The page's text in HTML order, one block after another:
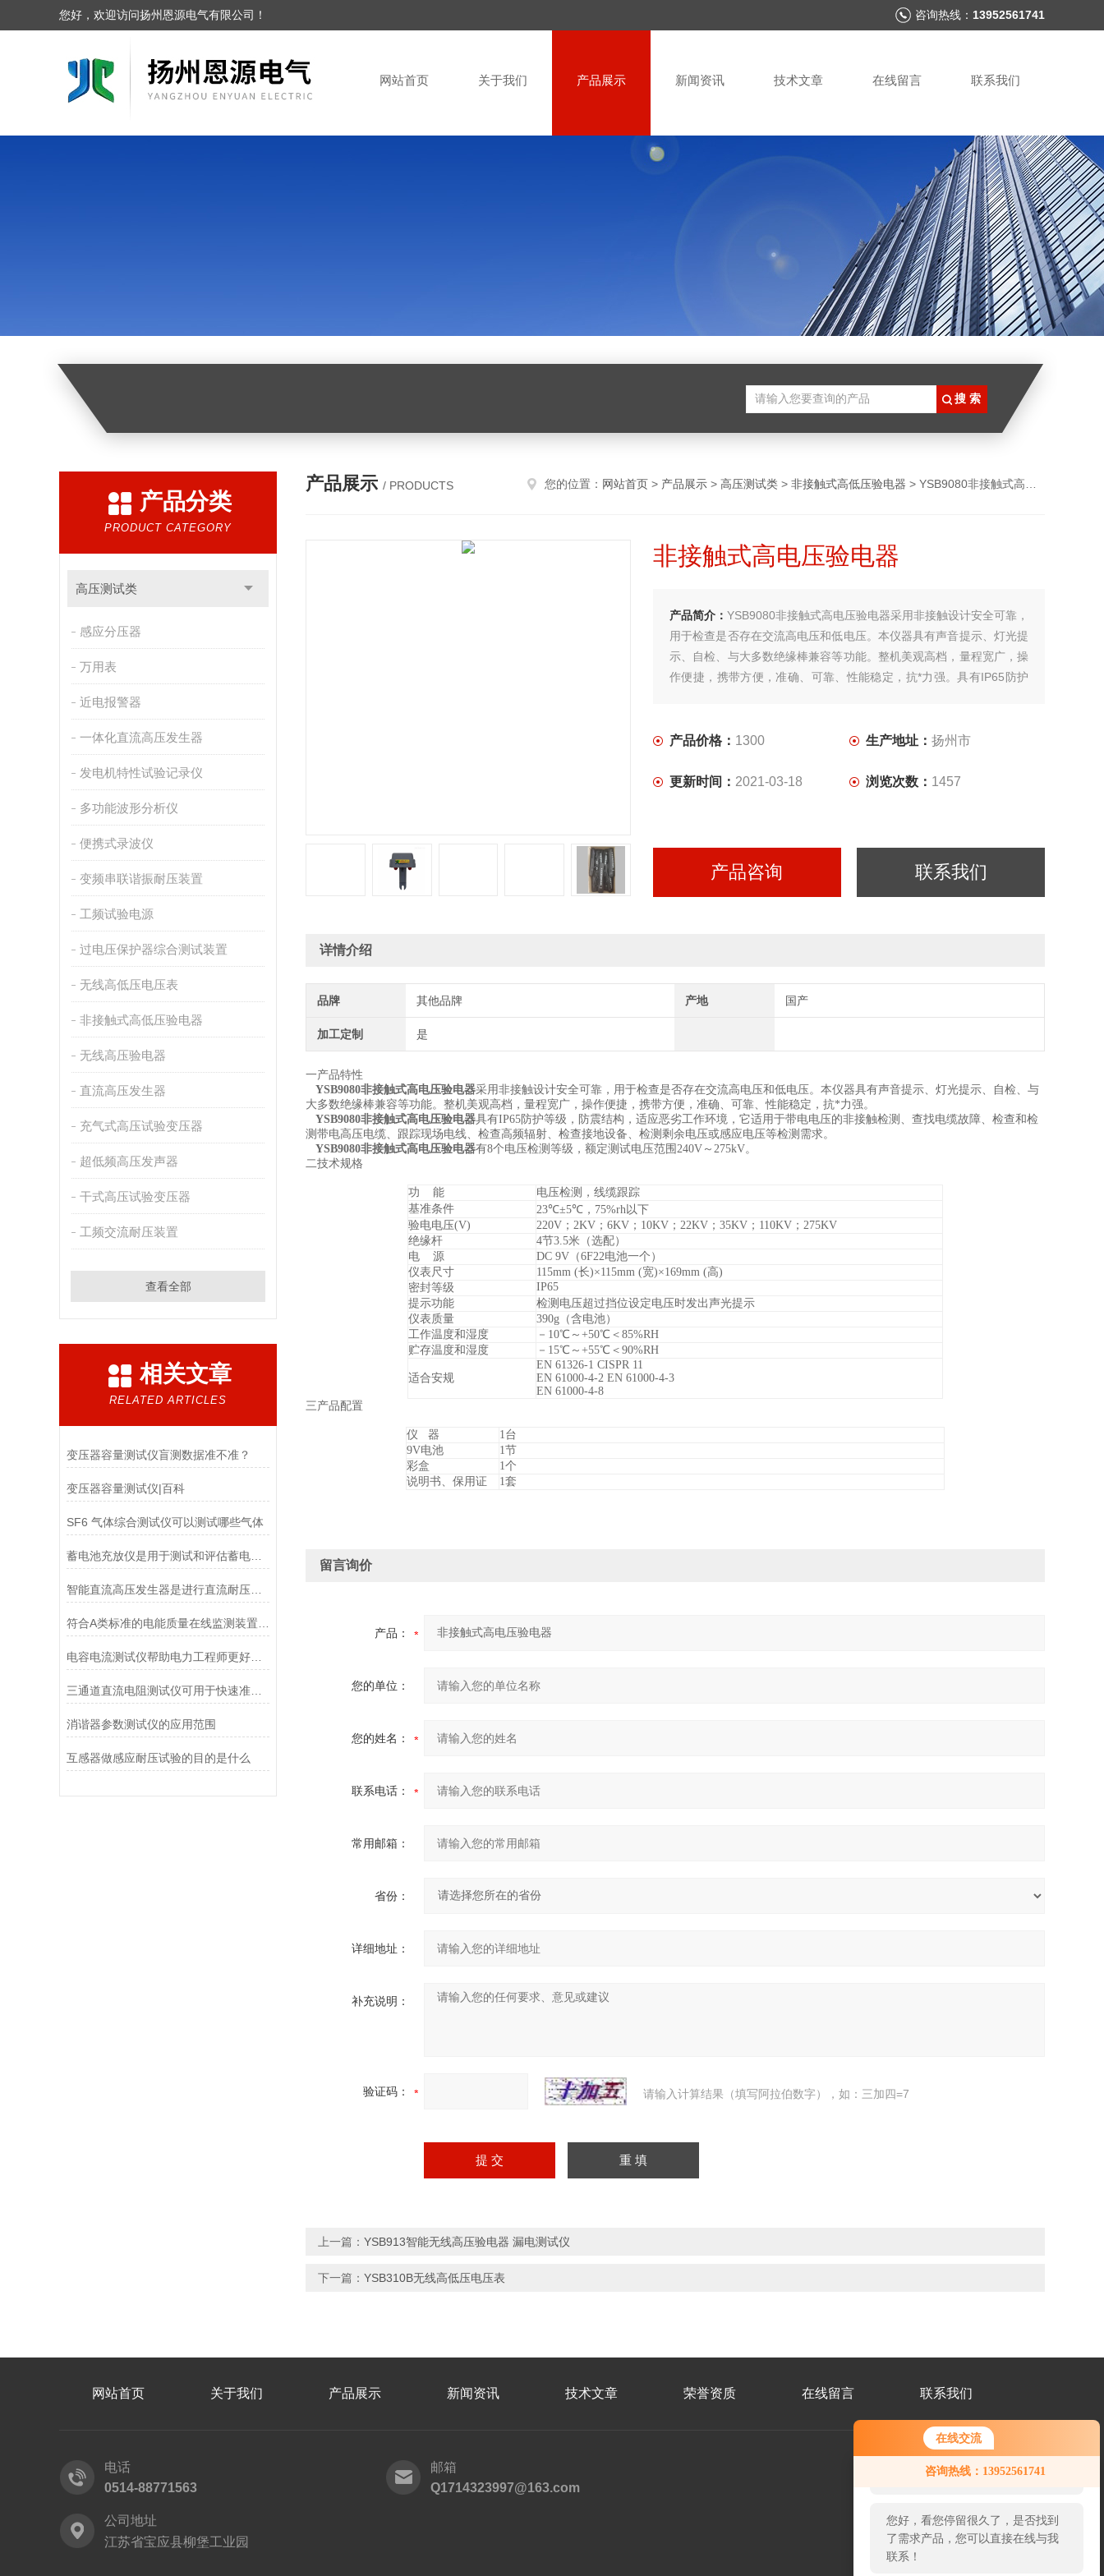
在线交流
咨询热线：13952561741
您好！欢迎前来咨询，很高兴为您
服务，请问您要咨询什么问题呢？
您好，看您停留很久了，是否找到
了需求产品，您可以直接在线与我
联系！
您好，欢迎访问扬州恩源电气有限公司！ 咨询热线： 13952561741
网站首页 关于我们 产品展示 新闻资讯 技术文章 在线留言 联系我们
产品分类
PRODUCT CATEGORY
高压测试类
感应分压器
万用表
近电报警器
一体化直流高压发生器
发电机特性试验记录仪
多功能波形分析仪
便携式录波仪
变频串联谐振耐压装置
工频试验电源
过电压保护器综合测试装置
无线高低压电压表
非接触式高低压验电器
无线高压验电器
直流高压发生器
充气式高压试验变压器
超低频高压发声器
干式高压试验变压器
工频交流耐压装置
查看全部
相关文章
RELATED ARTICLES
变压器容量测试仪盲测数据准不准？
变压器容量测试仪|百科
SF6 气体综合测试仪可以测试哪些气体
蓄电池充放仪是用于测试和评估蓄电池性能的设备
智能直流高压发生器是进行直流耐压试验和泄漏试验的仪器
电容电流测试仪帮助电力工程师更好地了解电力系统的运行状态
三通道直流电阻测试仪可用于快速准确地检测电阻元件的阻值
消谐器参数测试仪的应用范围
互感器做感应耐压试验的目的是什么
产品展示 / PRODUCTS 您的位置： 网站首页 > 产品展示 > 高压测试类 > 非接触式高低压验电器 > YSB9080非接触式高电压验电器
非接触式高电压验电器
产品简介： YSB9080非接触式高电压验电器采用非接触设计安全可靠，
用于检查是否存在交流高电压和低电压。本仪器具有声音提示、灯光提
示、自检、与大多数绝缘棒兼容等功能。整机美观高档，量程宽广，操
作便捷，携带方便，准确、可靠、性能稳定，抗*力强。具有IP65防护
频辐射、检查接地设备。
产品价格： 1300 生产地址： 扬州市
更新时间： 2021-03-18 浏览次数： 1457
产品咨询 联系我们
详情介绍
品牌 其他品牌 产地 国产
加工定制 是
一产品特性
YSB9080非接触式高电压验电器采用非接触设计安全可靠，用于检查是否存在交流高电压和低电压。本仪器具有声音提示、灯光提示、自检、与
大多数绝缘棒兼容等功能。整机美观高档，量程宽广，操作便捷，携带方便，准确、可靠、性能稳定，抗*力强。
YSB9080非接触式高电压验电器具有IP65防护等级，防震结构，适应恶劣工作环境，它适用于带电电压的非接触检测、查找电缆故障、检查和检
测带电高压电缆、跟踪现场电线、检查高频辐射、检查接地设备、检测剩余电压或感应电压等检测需求。
YSB9080非接触式高电压验电器有8个电压检测等级，额定测试电压范围240V～275kV。
二技术规格
功 能
电压检测，线缆跟踪
基准条件
23℃±5℃，75%rh以下
验电电压(V)
220V；2KV；6KV；10KV；22KV；35KV；110KV；275KV
绝缘杆
4节3.5米（选配）
电 源
DC 9V（6F22电池一个）
仪表尺寸
115mm (长)×115mm (宽)×169mm (高)
密封等级
IP65
提示功能
检测电压超过挡位设定电压时发出声光提示
仪表质量
390g（含电池）
工作温度和湿度
－10℃～+50℃＜85%RH
贮存温度和湿度
－15℃～+55℃＜90%RH
适合安规
EN 61326-1 CISPR 11
EN 61000-4-2 EN 61000-4-3
EN 61000-4-8
三产品配置
仪 器
1台
9V电池
1节
彩盒
1个
说明书、保用证
1套
留言询价
产品：
您的单位：
您的姓名：
联系电话：
常用邮箱：
省份：
详细地址：
补充说明：
验证码： 请输入计算结果（填写阿拉伯数字），如：三加四=7
上一篇： YSB913智能无线高压验电器 漏电测试仪
下一篇： YSB310B无线高低压电压表
网站首页 关于我们 产品展示 新闻资讯 技术文章 荣誉资质 在线留言 联系我们
电话
0514-88771563
邮箱
Q1714323997@163.com
公司地址
江苏省宝应县柳堡工业园
号
二
维
码